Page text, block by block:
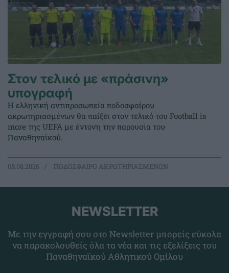
Στον τελικό με «πράσινη»
υπογραφή
Η ελληνική αντιπροσωπεία ποδοσφαίρου
ακρωτηριασμένων θα παίξει στον τελικό του Football is
more της UEFA με έντονη την παρουσία του
Παναθηναϊκού.
08.08.2026 ΠΟΔΟΣΦΑΙΡΟ ΑΚΡΩΤΗΡΙΑΣΜΕΝΩΝ
NEWSLETTER
Με την εγγραφή σου στο Newsletter μπορείς εύκολα
να παρακολουθείς όλα τα νέα και τις εξελίξεις του
Παναθηναϊκού Αθλητικού Ομίλου